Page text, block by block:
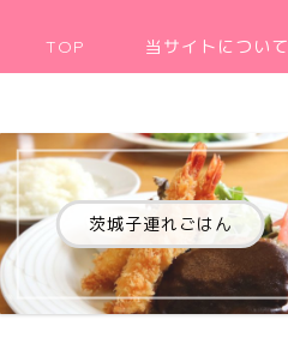
TOP 当サイトについて
茨城子連れごはん